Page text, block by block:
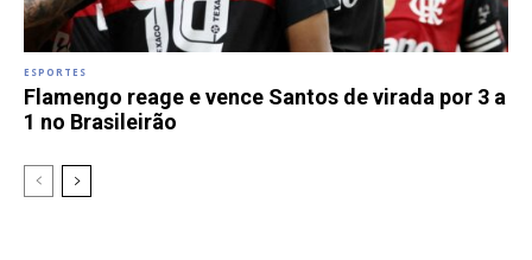
ESPORTES
Flamengo reage e vence Santos de virada por 3 a
1 no Brasileirão